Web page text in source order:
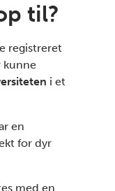
til?
registreret
kunne
i et
en
for dyr
med en